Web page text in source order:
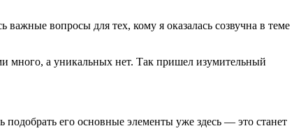
вопросы для тех, кому я оказалась созвучна в теме
много, а уникальных нет. Так пришел изумительный
подобрать его основные элементы уже здесь — это станет